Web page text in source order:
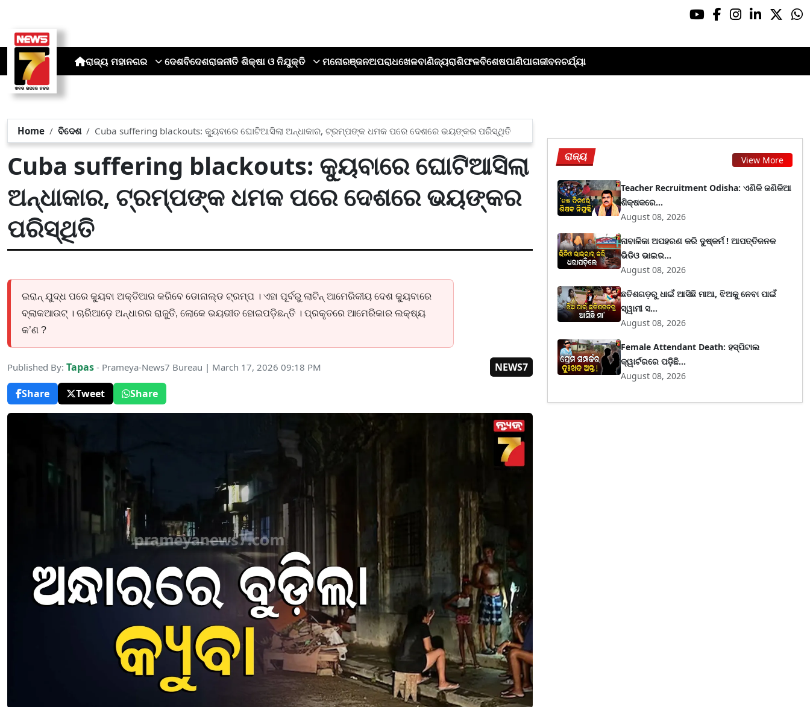
ରାଜ୍ୟ ମହାନଗର ଦେଶବିଦେଶରାଜନୀତି ଶିକ୍ଷା ଓ ନିଯୁକ୍ତି ମନୋରଞ୍ଜନଅପରାଧଖେଳବାଣିଜ୍ୟରାଶିଫଳବିଶେଷପାଣିପାଗଜୀବନଚର୍ଯ୍ୟା
Home ବିଦେଶ Cuba suffering blackouts: କ୍ୟୁବାରେ ଘୋଟିଆସିଲା ଅନ୍ଧାକାର, ଟ୍ରମ୍ପଙ୍କ ଧମକ ପରେ ଦେଶରେ ଭୟଙ୍କର ପରିସ୍ଥିତି
Cuba suffering blackouts: କ୍ୟୁବାରେ ଘୋଟିଆସିଲା
ଅନ୍ଧାକାର, ଟ୍ରମ୍ପଙ୍କ ଧମକ ପରେ ଦେଶରେ ଭୟଙ୍କର
ପରିସ୍ଥିତି
ଇରାନ୍‌ ଯୁଦ୍ଧ ପରେ କ୍ୟୁବା ଅକ୍ତିଆର କରିବେ ଡୋନାଲ୍ଡ ଟ୍ରମ୍ପ । ଏହା ପୂର୍ବରୁ ଲାଟିନ୍‌ ଆମେରିକୀୟ ଦେଶ କ୍ୟୁବାରେ
ବ୍ଲାକଆଉଟ୍‌ । ଚାରିଆଡ଼େ ଅନ୍ଧାରର ରାଜୁତି, ଲୋକେ ଭୟଭୀତ ହୋଇପଡ଼ିଛନ୍ତି । ପ୍ରକୃତରେ ଆମେରିକାର ଲକ୍ଷ୍ୟ
କ’ଣ ?
Published By: Tapas - Prameya-News7 Bureau | March 17, 2026 09:18 PM
NEWS7
Share
Tweet Share
ରାଜ୍ୟ View More
Teacher Recruitment Odisha: ଏଣିକି ଜଣିକିଆ
ଶିକ୍ଷକରେ...
August 08, 2026
ନାବାଳିକା ଅପହରଣ କରି ଦୁଷ୍କର୍ମ ! ଆପତ୍ତିଜନକ
ଭିଡିଓ ଭାଇର...
August 08, 2026
ଛତିଶଗଡ଼ରୁ ଧାଇଁ ଆସିଛି ମାଆ, ଝିଅକୁ ନେବା ପାଇଁ
ସ୍ୱାମୀ ସ...
August 08, 2026
Female Attendant Death: ହସ୍ପିଟାଲ
କ୍ୱାର୍ଟରରେ ପଡ଼ିଛି...
August 08, 2026